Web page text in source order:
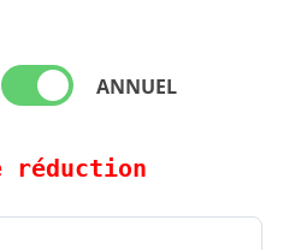
ANNUEL
réduction